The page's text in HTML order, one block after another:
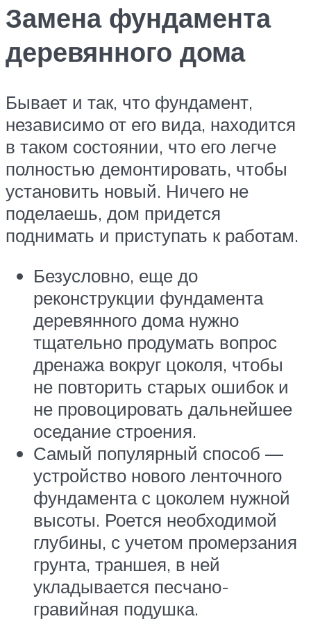
Замена фундамента
деревянного дома
Бывает и так, что фундамент,
независимо от его вида, находится
в таком состоянии, что его легче
полностью демонтировать, чтобы
установить новый. Ничего не
поделаешь, дом придется
поднимать и приступать к работам.
Безусловно, еще до
реконструкции фундамента
деревянного дома нужно
тщательно продумать вопрос
дренажа вокруг цоколя, чтобы
не повторить старых ошибок и
не провоцировать дальнейшее
оседание строения.
Самый популярный способ —
устройство нового ленточного
фундамента с цоколем нужной
высоты. Роется необходимой
глубины, с учетом промерзания
грунта, траншея, в ней
укладывается песчано-
гравийная подушка.